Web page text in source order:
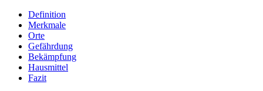
Definition
Merkmale
Orte
Gefährdung
Bekämpfung
Hausmittel
Fazit